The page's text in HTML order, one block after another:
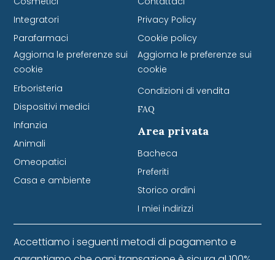
Integratori
Parafarmaci
Aggiorna le preferenze sui
cookie
Erboristeria
Dispositivi medici
Infanzia
Animali
Omeopatici
Casa e ambiente
Privacy Policy
Cookie policy
Aggiorna le preferenze sui
cookie
Condizioni di vendita
FAQ
Area privata
Bacheca
Preferiti
Storico ordini
I miei indirizzi
Accettiamo i seguenti metodi di pagamento e